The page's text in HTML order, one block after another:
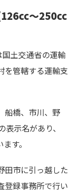
～250cc
土交通省の運輸
を管轄する運輸支
船橋、市川、野
示名があり、
す。
田市に引っ越した
登録事務所で行い